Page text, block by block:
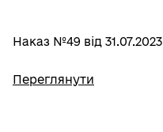
Наказ №49 від 31.07.2023
Переглянути